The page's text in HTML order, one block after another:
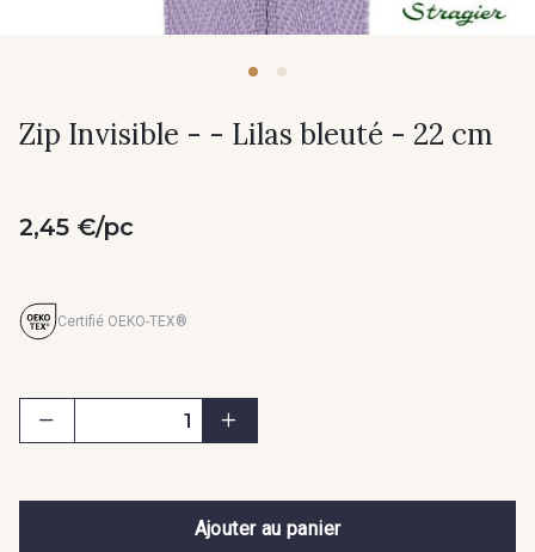
Zip Invisible - - Lilas bleuté - 22 cm
2,45 €/pc
Certifié OEKO-TEX®
Ajouter au panier